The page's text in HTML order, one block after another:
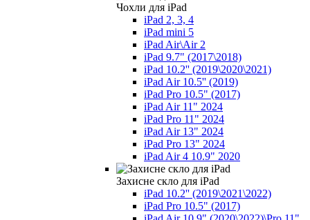
Чохли для iPad
iPad 2, 3, 4
iPad mini 5
iPad Air\Air 2
iPad 9.7" (2017\2018)
iPad 10.2'' (2019\2020\2021)
iPad Air 10.5'' (2019)
iPad Pro 10.5" (2017)
iPad Air 11" 2024
iPad Pro 11" 2024
iPad Air 13" 2024
iPad Pro 13" 2024
iPad Air 4 10.9" 2020
Захисне скло для iPad
iPad 10.2'' (2019\2021\2022)
iPad Pro 10.5" (2017)